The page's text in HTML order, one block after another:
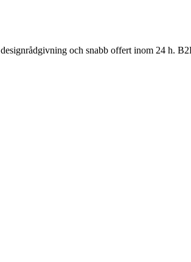
och snabb offert inom 24 h.